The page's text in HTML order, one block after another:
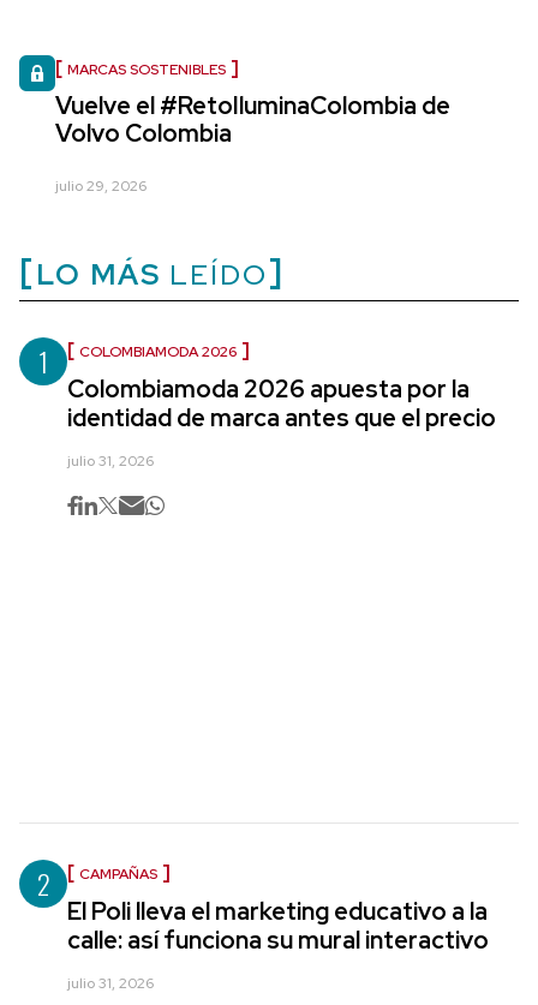
MARCAS SOSTENIBLES
Vuelve el #RetoIluminaColombia de
Volvo Colombia
julio 29, 2026
LO MÁS LEÍDO
1 COLOMBIAMODA 2026
Colombiamoda 2026 apuesta por la
identidad de marca antes que el precio
julio 31, 2026
2 CAMPAÑAS
El Poli lleva el marketing educativo a la
calle: así funciona su mural interactivo
julio 31, 2026